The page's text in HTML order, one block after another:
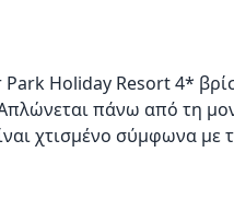
Holiday Resort 4*
πάνω από τη
χτισμένο σύμφωνα με